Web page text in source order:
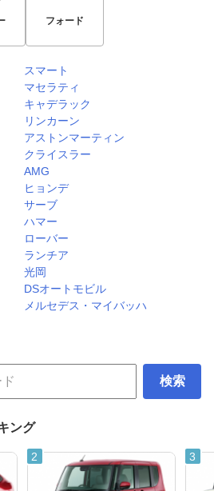
フォード
スマート
マセラティ
キャデラック
リンカーン
アストンマーティン
クライスラー
AMG
ヒョンデ
サーブ
ハマー
ローバー
ランチア
光岡
DSオートモビル
メルセデス・マイバッハ
検索
ング